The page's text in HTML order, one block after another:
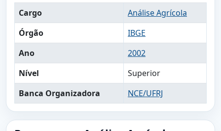
Cargo
Análise Agrícola
Órgão
IBGE
Ano
2002
Nível
Superior
Banca Organizadora
NCE/UFRJ